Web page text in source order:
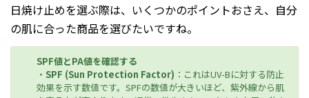
日焼け止めを選ぶ際は、いくつかのポイントおさえ、自分
の肌に合った商品を選びたいですね。
SPF値とPA値を確認する
・ SPF (Sun Protection Factor) ：これはUV-Bに対する防止
効果を示す数値です。SPFの数値が大きいほど、紫外線から肌